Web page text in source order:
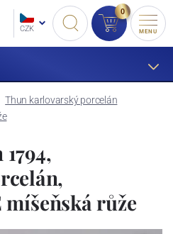
CZK
0
MENU
Thun karlovarský porcelán
míšeňská růže